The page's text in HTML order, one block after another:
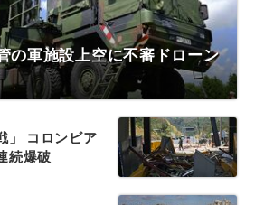
の軍施設上空に不審ドローン
」 コロンビア
続爆破